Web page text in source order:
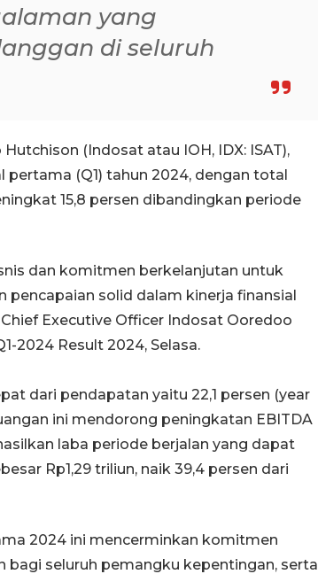
yang
di seluruh
(Indosat atau IOH, IDX: ISAT),
(Q1) tahun 2024, dengan total
15,8 persen dibandingkan periode
dan komitmen berkelanjutan untuk
solid dalam kinerja finansial
Executive Officer Indosat Ooredoo
2024 Result 2024, Selasa.
dari pendapatan yaitu 22,1 persen (year
ini mendorong peningkatan EBITDA
laba periode berjalan yang dapat
Rp1,29 triliun, naik 39,4 persen dari
2024 ini mencerminkan komitmen
seluruh pemangku kepentingan, serta